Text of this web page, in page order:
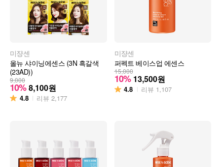
미쟝센
올뉴 샤이닝에센스 (3N 흑갈색
(23AD))
9,000
10% 8,100원
4.8 리뷰 2,177
미쟝센
퍼펙트 베이스업 에센스
15,000
10% 13,500원
4.8 리뷰 1,107